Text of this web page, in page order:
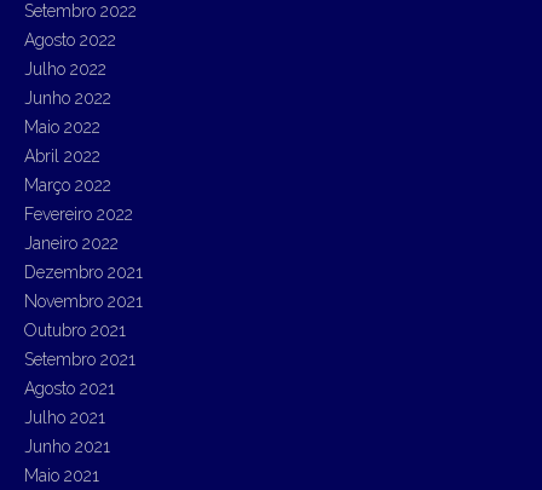
Setembro 2022
Agosto 2022
Julho 2022
Junho 2022
Maio 2022
Abril 2022
Março 2022
Fevereiro 2022
Janeiro 2022
Dezembro 2021
Novembro 2021
Outubro 2021
Setembro 2021
Agosto 2021
Julho 2021
Junho 2021
Maio 2021